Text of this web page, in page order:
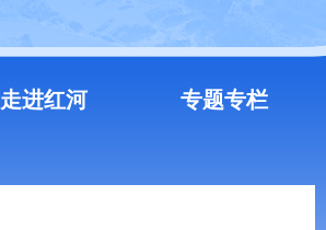
走进红河 专题专栏